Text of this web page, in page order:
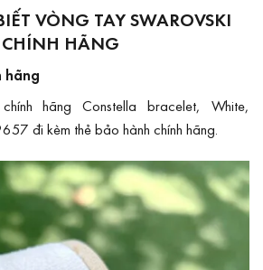
VÒNG TAY SWAROVSKI
CHÍNH HÃNG
hãng
hãng Constella bracelet, White,
đi kèm thẻ bảo hành chính hãng.